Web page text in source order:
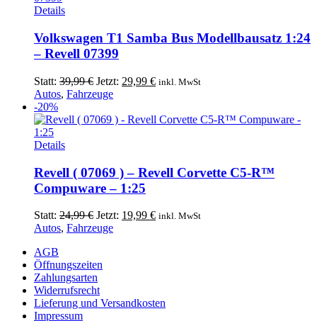
Details
Volkswagen T1 Samba Bus Modellbausatz 1:24
– Revell 07399
Statt: 39,99€ Ursprünglicher
Preis
39,99 €
Jetzt: 29,99 €Aktueller
29,99 €.
inkl. MwSt
Autos, Fahrzeuge
-20%
Details
Revell ( 07069 ) – Revell Corvette C5-R™
Compuware – 1:25
Statt: 24,99€ Ursprünglicher
Preis
Jetzt: 19,99 €Aktueller
inkl. MwSt
Autos, Fahrzeuge
AGB
Öffnungszeiten
Zahlungsarten
Widerrufsrecht
Lieferung und Versandkosten
Impressum